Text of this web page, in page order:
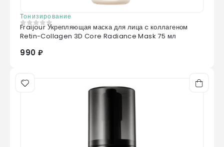
Тонизирование
0из 5
Fraijour Укрепляющая маска для лица c коллагеном
Retin-Collagen 3D Core Radiance Mask 75 мл
990 ₽